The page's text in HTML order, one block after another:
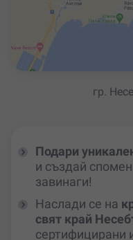
гр.
Подари
и създай
завинаги!
Наслади се на
свят край
сертифицирани